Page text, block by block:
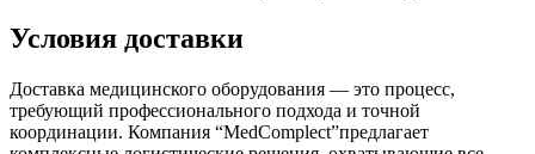
Условия доставки
Доставка медицинского оборудования — это процесс,
требующий профессионального подхода и точной
координации. Компания “MedComplect”предлагает